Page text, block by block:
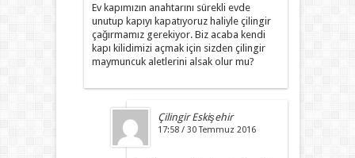
Ev kapımızın anahtarını sürekli evde
unutup kapıyı kapatıyoruz haliyle çilingir
çağırmamız gerekiyor. Biz acaba kendi
kapı kilidimizi açmak için sizden çilingir
maymuncuk aletlerini alsak olur mu?
Çilingir Eskişehir
17:58 / 30 Temmuz 2016